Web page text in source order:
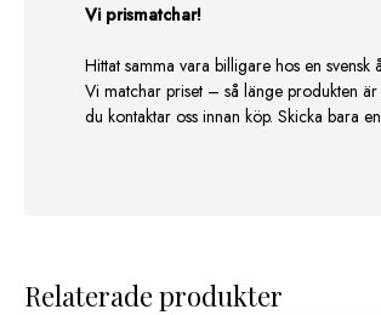
Vi prismatchar!
Hittat samma vara billigare hos en svensk
Vi matchar priset – så länge produkten
du kontaktar oss innan köp. Skicka bara
Relaterade produkter